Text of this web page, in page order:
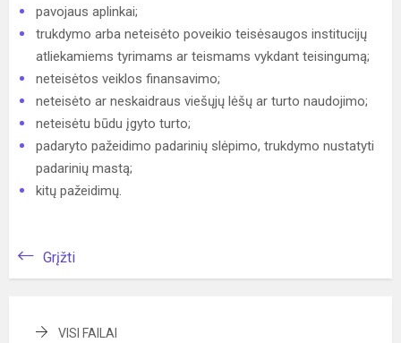
pavojaus aplinkai;
trukdymo arba neteisėto poveikio teisėsaugos institucijų
atliekamiems tyrimams ar teismams vykdant teisingumą;
neteisėtos veiklos finansavimo;
neteisėto ar neskaidraus viešųjų lėšų ar turto naudojimo;
neteisėtu būdu įgyto turto;
padaryto pažeidimo padarinių slėpimo, trukdymo nustatyti
padarinių mastą;
kitų pažeidimų.
Grįžti
VISI FAILAI